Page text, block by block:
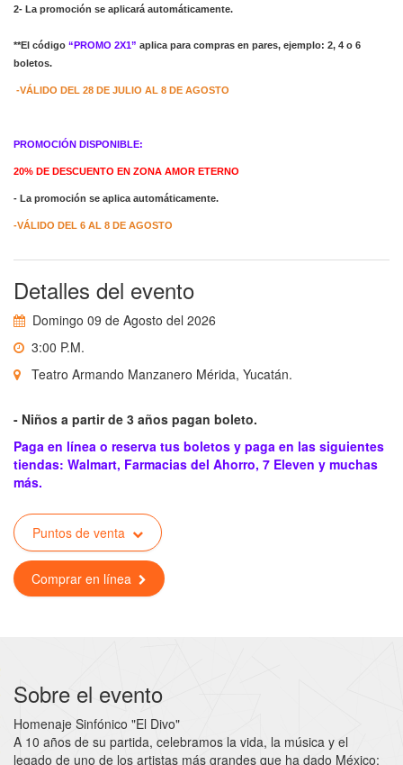
2- La promoción se aplicará automáticamente.
**El código “PROMO 2X1” aplica para compras en pares, ejemplo: 2, 4 o 6
boletos.
-VÁLIDO DEL 28 DE JULIO AL 8 DE AGOSTO
PROMOCIÓN DISPONIBLE:
20% DE DESCUENTO EN ZONA AMOR ETERNO
- La promoción se aplica automáticamente.
-VÁLIDO DEL 6 AL 8 DE AGOSTO
Detalles del evento
Domingo 09 de Agosto del 2026
3:00 P.M.
Teatro Armando Manzanero Mérida, Yucatán.
- Niños a partir de 3 años pagan boleto.
Paga en línea o reserva tus boletos y paga en las siguientes
tiendas: Walmart, Farmacias del Ahorro, 7 Eleven y muchas
más.
Puntos de venta
Comprar en línea
Sobre el evento
Homenaje Sinfónico "El Divo"
A 10 años de su partida, celebramos la vida, la música y el
legado de uno de los artistas más grandes que ha dado México: